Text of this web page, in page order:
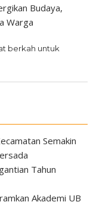
Budaya,
Warga
berkah untuk
Semakin
Tahun
Akademi UB